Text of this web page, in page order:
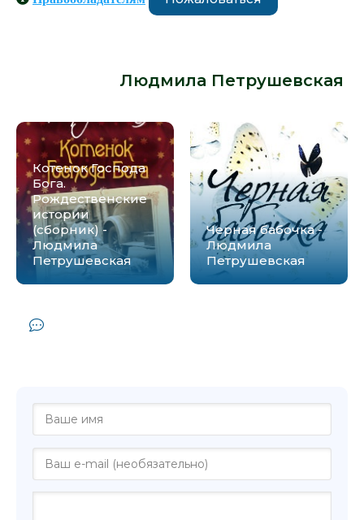
от автора -Людмила Петрушевская
Котенок Господа
Бога.
Рождественские
истории
(сборник) -
Людмила
Петрушевская
Черная бабочка -
Людмила
Петрушевская